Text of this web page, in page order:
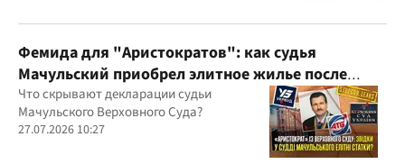
Фемида для "Аристократов": как судья
Мачульский приобрел элитное жилье после
вердикта в пользу застройщика?
Что скрывают декларации судьи
Мачульского Верховного Суда?
27.07.2026 10:27